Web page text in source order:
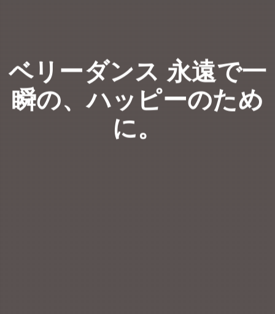
ベリーダンス 永遠で一
瞬の、ハッピーのため
に。